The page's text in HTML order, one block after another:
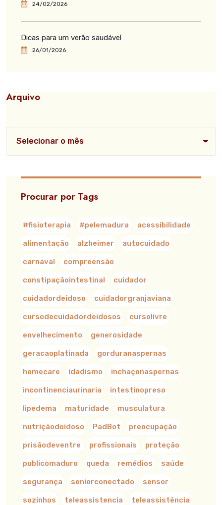
24/02/2026
Dicas para um verão saudável
26/01/2026
Arquivo
Procurar por Tags
#fisioterapia #pelemadura acessibilidade
alimentação alzheimer autocuidado
carnaval compreensão
constipaçãointestinal cuidador
cuidadordeidoso cuidadorgranjaviana
cursodecuidadordeidosos cursolivre
envelhecimento generosidade
geracaoplatinada gorduranaspernas
homecare idadismo inchaçonaspernas
incontinenciaurinaria intestinopreso
lipedema maturidade musculatura
nutriçãodoidoso PadBot preocupação
prisãodeventre profissionais proteção
publicomaduro queda remédios saúde
segurança seniorconectado sensor
sozinhos teleassistencia teleassistência